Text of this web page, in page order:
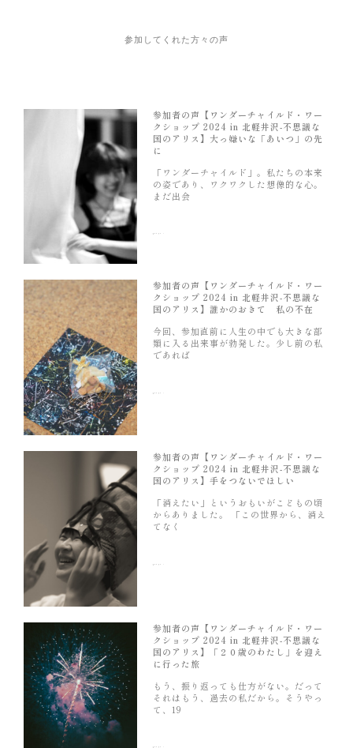
参加してくれた方々の声
参加者の声【ワンダーチャイルド・ワー
クショップ 2024 in 北軽井沢-不思議な
国のアリス】大っ嫌いな「あいつ」の先
に
「ワンダーチャイルド」。私たちの本来
の姿であり、ワクワクした想像的な心。
まだ出会
参加者の声【ワンダーチャイルド・ワー
クショップ 2024 in 北軽井沢-不思議な
国のアリス】誰かのおきて 私の不在
今回、参加直前に人生の中でも大きな部
類に入る出来事が勃発した。少し前の私
であれば
参加者の声【ワンダーチャイルド・ワー
クショップ 2024 in 北軽井沢-不思議な
国のアリス】手をつないでほしい
「消えたい」というおもいがこどもの頃
からありました。 「この世界から、消え
てなく
参加者の声【ワンダーチャイルド・ワー
クショップ 2024 in 北軽井沢-不思議な
国のアリス】「２０歳のわたし」を迎え
に行った旅
もう、振り返っても仕方がない。だって
それはもう、過去の私だから。そうやっ
て、19